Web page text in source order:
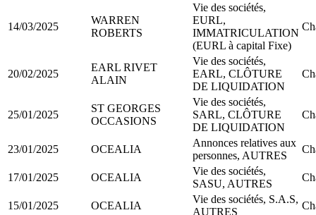
14/03/2025
WARREN
ROBERTS
Vie des sociétés,
EURL,
IMMATRICULATION
(EURL à capital Fixe)
20/02/2025
EARL RIVET
ALAIN
Vie des sociétés,
EARL, CLÔTURE
DE LIQUIDATION
25/01/2025
ST GEORGES
OCCASIONS
Vie des sociétés,
SARL, CLÔTURE
DE LIQUIDATION
23/01/2025 OCEALIA
Annonces relatives aux
personnes, AUTRES
17/01/2025 OCEALIA
Vie des sociétés,
SASU, AUTRES
15/01/2025 OCEALIA
Vie des sociétés, S.A.S,
AUTRES